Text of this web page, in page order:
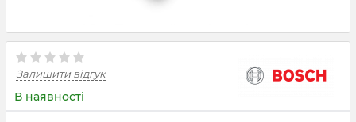
Залишити відгук
В наявності